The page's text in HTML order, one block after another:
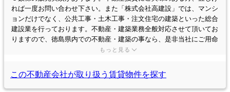
れば一度お問い合わせ下さい。また「株式会社高建設」では、マンシ
ョンだけでなく、公共工事・土木工事・注文住宅の建築といった総合
建設業を行っております。不動産・建築業務全般対応させて頂いてお
りますので、徳島県内での不動産・建築の事なら、是非当社にご用命
もっと見る
この不動産会社が取り扱う 賃貸物件を探す